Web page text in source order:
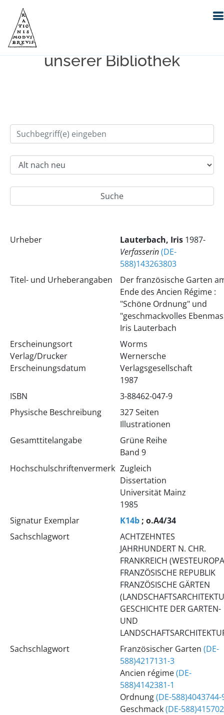
Einfache Suche im Bestand
unserer Bibliothek
Urheber Lauterbach, Iris 1987-
Verfasserin(DE-
588)143263803
Titel- und Urheberangaben
Der französische Garten
Ende des Ancien Régime :
"Schöne Ordnung" und
"geschmackvolles
Iris Lauterbach
Erscheinungsort
Verlag/Drucker
Erscheinungsdatum
Worms
Wernersche
Verlagsgesellschaft
1987
ISBN
3-88462-047-9
Physische Beschreibung
327 Seiten
Illustrationen
Gesamttitelangabe
Grüne Reihe
Band 9
Hochschulschriftenvermerk Zugleich
Dissertation
Universität Mainz
1985
Signatur Exemplar
K14b; o.A4/34
Sachschlagwort
ACHTZEHNTES
JAHRHUNDERT N. CHR.
FRANKREICH
FRANZÖSISCHE REPUBLIK
FRANZÖSISCHE GÄRTEN
GESCHICHTE DER GARTEN-
UND
Sachschlagwort
Französischer Garten (DE-
588)4217131-3
Ancien régime(DE-
588)4142381-1
Ordnung(DE-588)4043744-
Geschmack(DE-